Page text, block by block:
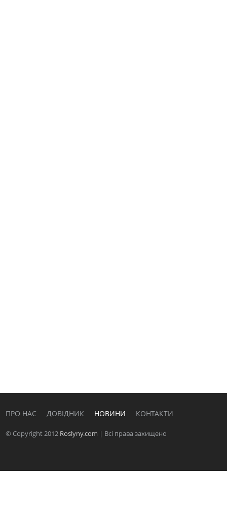
ПРО НАС ДОВІДНИК НОВИНИ КОНТАКТИ
© Copyright 2012 Roslyny.com | Всі права захищено